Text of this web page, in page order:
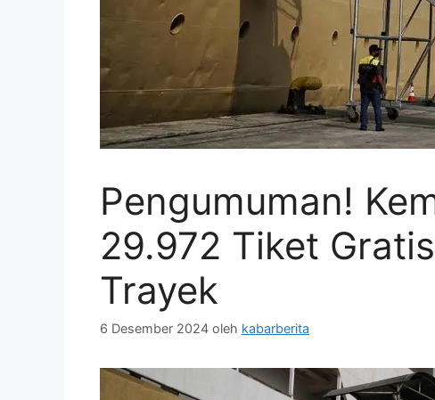
Pengumuman!
29.972 Tiket
Trayek
6 Desember 2024 oleh kabarberita